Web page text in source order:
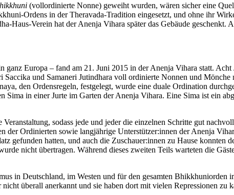
(vollordinierte Nonne) geweiht wurden, wären sicher eine
Ordens in der Theravada-Tradition eingesetzt, und ohne ihr
Verein hat der Anenja Vihara später das Gebäude geschenkt.
Europa – fand am 21. Juni 2015 in der Anenja Vihara statt. Acht
und Samaneri Jutindhara voll ordinierte Nonnen und
den Ordensregeln, festgelegt, wurde eine duale Ordination
in einer Jurte im Garten der Anenja Vihara. Eine Sima ist ein
sodass jede und jeder die einzelnen Schritte gut
Ordinierten sowie langjährige Unterstützer:innen der Anenja
gefunden hatten, und auch die Zuschauer:innen zu Hause konnten
nicht übertragen. Während dieses zweiten Teils warteten die
in Deutschland, im Westen und für den gesamten Bhikkhuniorden
überall anerkannt und sie haben dort mit vielen Repressionen zu